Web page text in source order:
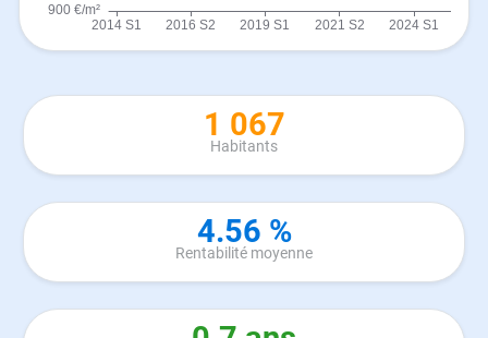
1 067
Habitants
4.56 %
Rentabilité moyenne